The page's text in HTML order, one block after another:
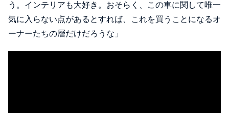
う。インテリアも大好き。おそらく、この車に関して唯一
気に入らない点があるとすれば、これを買うことになるオ
ーナーたちの層だけだろうな」